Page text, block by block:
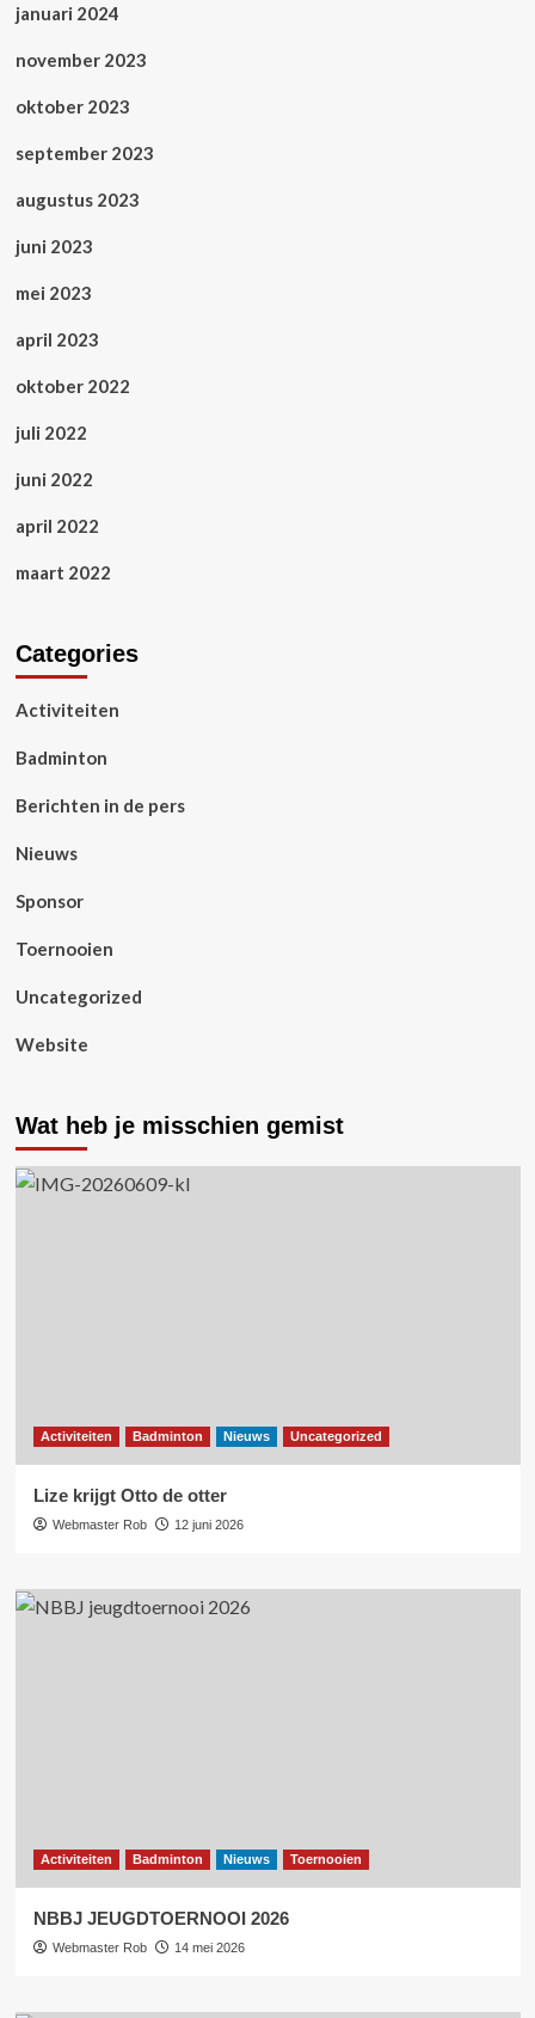
januari 2024
november 2023
oktober 2023
september 2023
augustus 2023
juni 2023
mei 2023
april 2023
oktober 2022
juli 2022
juni 2022
april 2022
maart 2022
Categories
Activiteiten
Badminton
Berichten in de pers
Nieuws
Sponsor
Toernooien
Uncategorized
Website
Wat heb je misschien gemist
Activiteiten Badminton Nieuws Uncategorized
Lize krijgt Otto de otter
Webmaster Rob 12 juni 2026
Activiteiten Badminton Nieuws Toernooien
NBBJ JEUGDTOERNOOI 2026
Webmaster Rob 14 mei 2026